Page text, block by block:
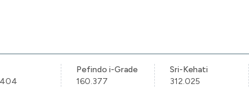
Pefindo i-Grade
160.377
Sri-Kehati
312.025